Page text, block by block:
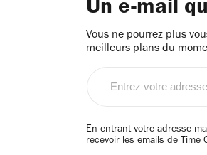
Un e-mail
Vous ne pourrez plus
meilleurs plans du
email
En entrant votre adresse
recevoir les emails de Time